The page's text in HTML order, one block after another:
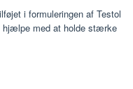
i formuleringen af ​​Testol
hjælpe med at holde stærke